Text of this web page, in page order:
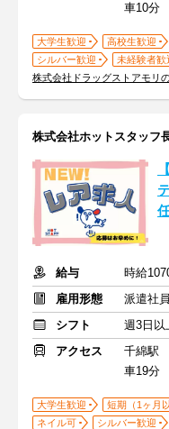
車10分
大学生歓迎 高校生歓迎
シルバー歓迎
未経験者歓
株式会社ドラッグストアモリ
株式会社ホットスタッフ
給与
時給
雇用形態
派遣社員
シフト
週3日以
アクセス
千綿駅
車19分
大学生歓迎 短期（1ヶ月
ネイル可
シルバー歓迎